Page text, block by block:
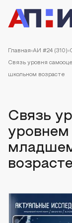
Главная АИ #24 (310)
Связь уровня
школьном возрасте
Связь
уровнем
возрасте